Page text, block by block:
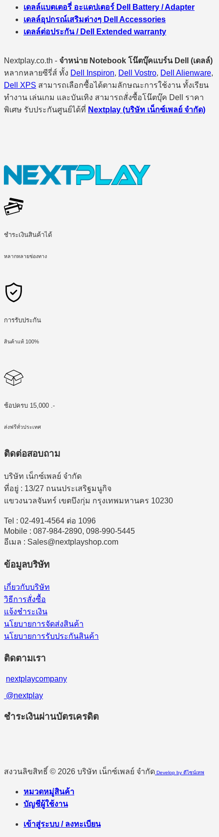
เดลล์แบตเตอรี่ อะแดปเตอร์ Dell Battery / Adapter
เดลล์อุปกรณ์เสริมต่างๆ Dell Accessories
เดลล์ต่อประกัน / Dell Extended warranty
Nextplay.co.th - จำหน่าย Notebook โน๊ตบุ๊คแบร์น Dell (เดลล์)
หลากหลายซีรี่ส์ ทั้ง Dell Inspiron, Dell Vostro, Dell Alienware,
Dell XPS สามารถเลือกซื้อได้ตามลักษณะการใช้งาน ทั้งเรียน
ทำงาน เล่นเกม และบันเทิง สามารถสั่งซื้อโน๊ตบุ๊ค Dell ราคา
พิเศษ รับประกันศูนย์ได้ที่ Nextplay (บริษัท เน็กซ์เพลย์ จำกัด)
ชำระเงินสินค้าได้
หลากหลายช่องทาง
การรับประกัน
สินค้าแท้ 100%
ช้อปครบ 15,000 .-
ส่งฟรีทั่วประเทศ
ติดต่อสอบถาม
บริษัท เน็กซ์เพลย์ จำกัด
ที่อยู่ : 13/27 ถนนประเสริฐมนูกิจ
แขวงนวลจันทร์ เขตบึงกุ่ม กรุงเทพมหานคร 10230
Tel : 02-491-4564 ต่อ 1096
Mobile : 087-984-2890, 098-990-5445
อีเมล : Sales@nextplayshop.com
ข้อมูลบริษัท
เกี่ยวกับบริษัท
วิธีการสั่งซื้อ
แจ้งชำระเงิน
นโยบายการจัดส่งสินค้า
นโยบายการรับประกันสินค้า
ติดตามเรา
nextplaycompany
@nextplay
ชำระเงินผ่านบัตรเครดิต
สงวนลิขสิทธิ์ © 2026 บริษัท เน็กซ์เพลย์ จำกัด Develop by ดีไซน์เทพ
หมวดหมู่สินค้า
บัญชีผู้ใช้งาน
เข้าสู่ระบบ / ลงทะเบียน